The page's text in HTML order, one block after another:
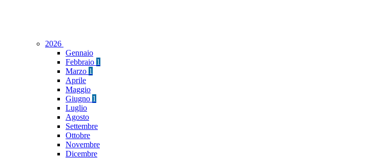
2026
Gennaio
Febbraio 1
Marzo 1
Aprile
Maggio
Giugno 1
Luglio
Agosto
Settembre
Ottobre
Novembre
Dicembre